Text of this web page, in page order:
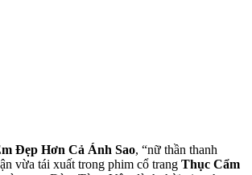
Đẹp Hơn Cả Ánh Sao, “nữ thần thanh
vừa tái xuất trong phim cổ trang Thục Cẩm